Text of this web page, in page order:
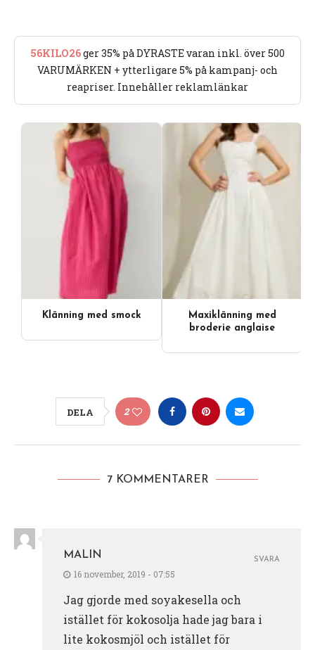
56KILO26ger 35% på DYRASTE varan inkl. över 500
VARUMÄRKEN + ytterligare 5% på kampanj- och
reapriser. Innehåller reklamlänkar
Klänning med smock
Maxiklänning med
broderie anglaise
DELA 2
7 KOMMENTARER
MALIN
16 november, 2019 - 07:55
Jag gjorde med soyakesella och
istället för kokosolja hade jag bara i
lite kokosmjöl och istället för
SVARA